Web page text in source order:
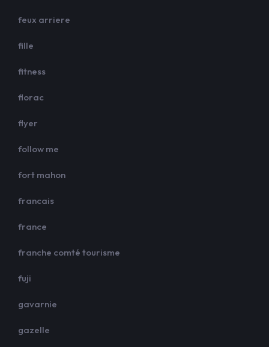
feux arriere
fille
fitness
florac
flyer
follow me
fort mahon
francais
france
franche comté tourisme
fuji
gavarnie
gazelle